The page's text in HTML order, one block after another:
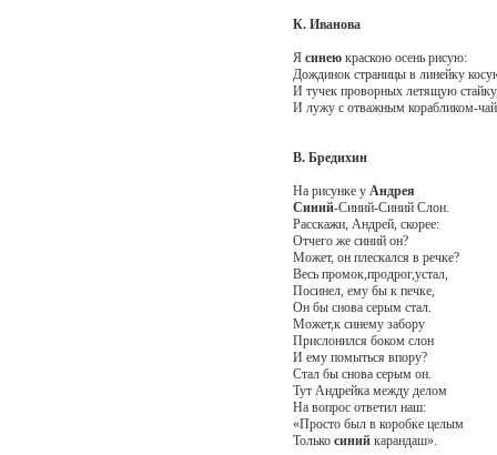
К. Иванова
Я синеюкраскою осень рисую:
Дождинок страницы в линейку
И тучек проворных летящую
И лужу с отважным корабликом-
В. Бредихин
На рисунке у Андрея
Синий-Синий-Синий Слон.
Расскажи, Андрей, скорее:
Отчего же синий он?
Может, он плескался в речке?
Весь промок,продрог,устал,
Посинел, ему бы к печке,
Он бы снова серым стал.
Может,к синему забору
Прислонился боком слон
И ему помыться впору?
Стал бы снова серым он.
Тут Андрейка между делом
На вопрос ответил наш:
«Просто был в коробке целым
Только синийкарандаш».